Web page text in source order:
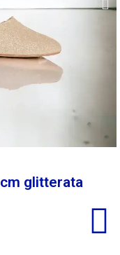
glitterata